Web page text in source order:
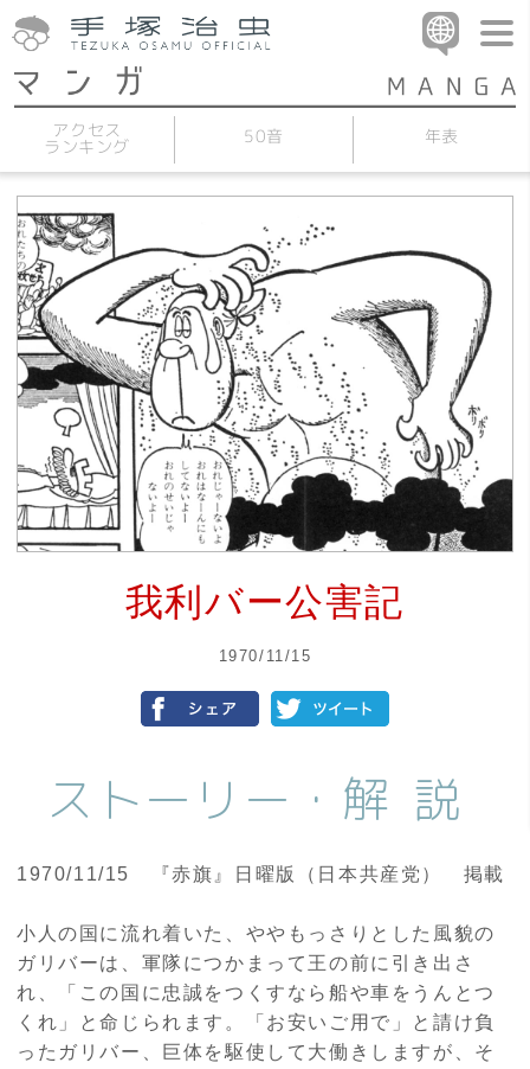
アクセス
ランキング 50音 年表
我利バー公害記
1970/11/15
ストーリー・ 解説
1970/11/15 『赤旗』日曜版（日本共産党） 掲載
小人の国に流れ着いた、ややもっさりとした風貌の
ガリバーは、軍隊につかまって王の前に引き出さ
れ、「この国に忠誠をつくすなら船や車をうんとつ
くれ」と命じられます。「お安いご用で」と請け負
ったガリバー、巨体を駆使して大働きしますが、そ